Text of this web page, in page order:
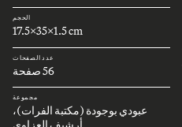
الحجم
17.5x35x1.5 cm
عدد الصفحات
56 صفحة
مجموعة
عبودي بوجودة (مكتبة الفرات)،